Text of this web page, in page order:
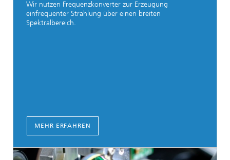
Wir nutzen Frequenzkonverter zur Erzeugung
einfrequenter Strahlung über einen breiten
Spektralbereich.
MEHR ERFAHREN